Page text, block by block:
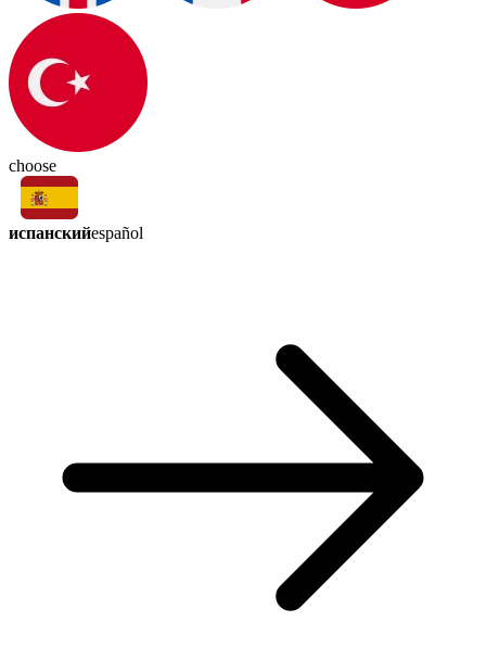
choose
испанскийespañol